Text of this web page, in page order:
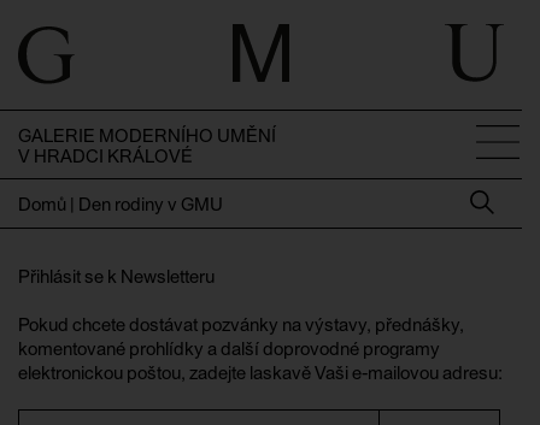
GALERIE MODERNÍHO UMĚNÍ
V HRADCI KRÁLOVÉ
Domů | Den rodiny v GMU
Přihlásit se k Newsletteru
Pokud chcete dostávat pozvánky na výstavy, přednášky,
komentované prohlídky a další doprovodné programy
elektronickou poštou, zadejte laskavě Vaši e-mailovou adresu: